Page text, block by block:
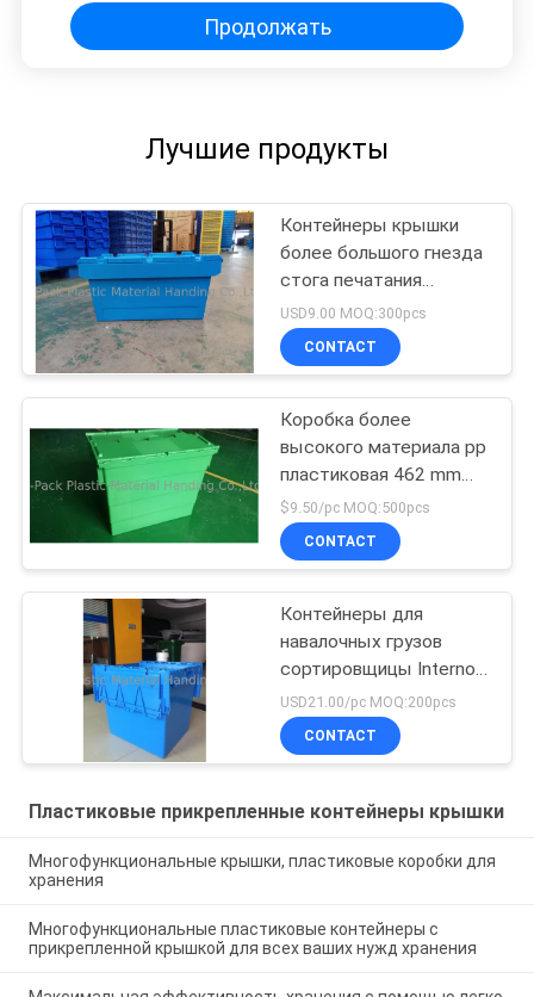
Продолжать
Лучшие продукты
Контейнеры крышки
более большого гнезда
стога печатания
логотипа пластиковые
прикрепленные
USD9.00 MOQ:300pcs
CONTACT
Коробка более
высокого материала pp
пластиковая 462 mm
высоты больше красит
подгонянный
$9.50/pc MOQ:500pcs
CONTACT
Контейнеры для
навалочных грузов
сортировщицы Internol
большой том
USD21.00/pc MOQ:200pcs
CONTACT
Пластиковые прикрепленные контейнеры крышки
Многофункциональные крышки, пластиковые коробки для
хранения
Многофункциональные пластиковые контейнеры с
прикрепленной крышкой для всех ваших нужд хранения